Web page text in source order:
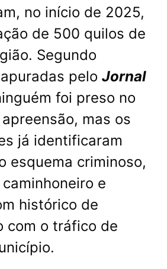
no início de 2025,
de 500 quilos de
Segundo
pelo Jornal
foi preso no
mas os
já identificaram
esquema criminoso,
e
histórico de
com o tráfico de